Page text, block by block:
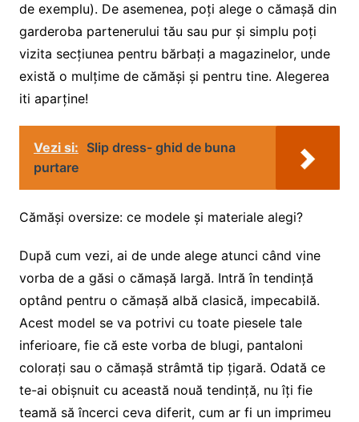
de exemplu). De asemenea, poți alege o cămașă din
garderoba partenerului tău sau pur și simplu poți
vizita secțiunea pentru bărbați a magazinelor, unde
există o mulțime de cămăși și pentru tine. Alegerea
iti aparține!
Vezi si: Slip dress- ghid de buna
purtare
Cămăși oversize: ce modele și materiale alegi?
După cum vezi, ai de unde alege atunci când vine
vorba de a găsi o cămașă largă. Intră în tendință
optând pentru o cămașă albă clasică, impecabilă.
Acest model se va potrivi cu toate piesele tale
inferioare, fie că este vorba de blugi, pantaloni
colorați sau o cămașă strâmtă tip țigară. Odată ce
te-ai obișnuit cu această nouă tendință, nu îți fie
teamă să încerci ceva diferit, cum ar fi un imprimeu